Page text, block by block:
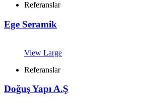
Referanslar
Ege Seramik
View Large
Referanslar
Doğuş Yapı A.Ş